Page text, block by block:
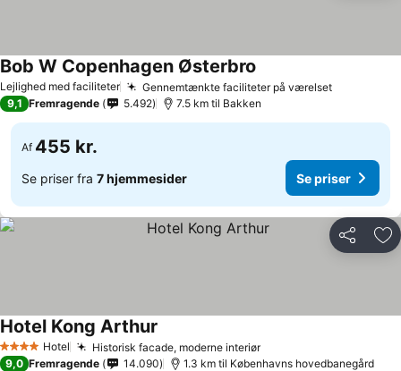
Lejlighed med faciliteter Gennemtænkte faciliteter på værelset
Bob W Copenhagen Østerbro
9,1 Fremragende 5.492 7.5 km til Bakken
Af 455 kr.
Se priser fra 7 hjemmesider Se priser
Del
4 StjernerHotel Historisk facade, moderne interiør
Hotel Kong Arthur
9,0 Fremragende 14.090 1.3 km til Københavns hovedbanegård